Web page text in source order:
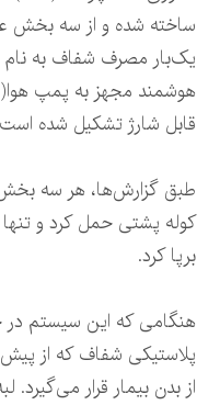
ساخته شده و از سه بخش
قابل شارژ تشکیل شده
کوله پشتی حمل کرد و
برپا کرد.
هنگامی که این سیستم
پلاستیکی شفاف که از پیش
از بدن بیمار قرار